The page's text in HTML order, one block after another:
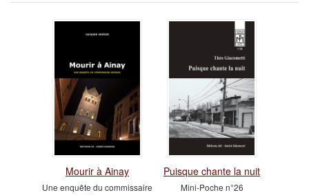
Mourir à Ainay
Une enquête du commissaire
Puisque chante la nuit
Mini-Poche n°26